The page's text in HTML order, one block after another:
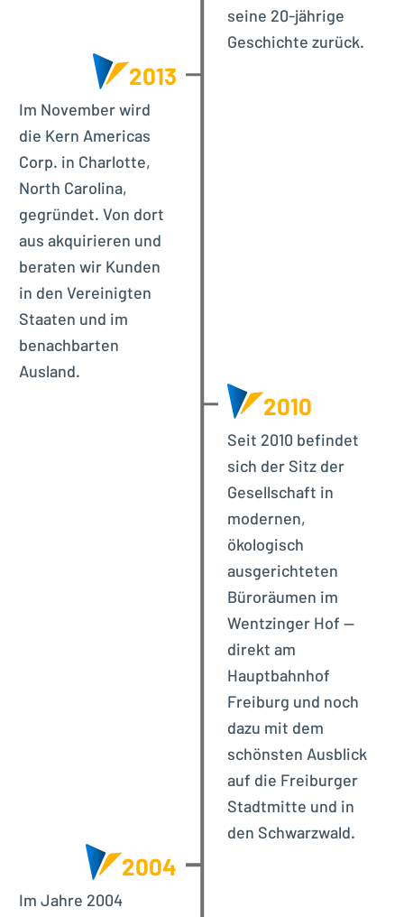
seine 20-jährige
Geschichte zurück.
2013
Im November wird
die Kern Americas
Corp. in Charlotte,
North Carolina,
gegründet. Von dort
aus akquirieren und
beraten wir Kunden
in den Vereinigten
Staaten und im
benachbarten
Ausland.
2010
Seit 2010 befindet
sich der Sitz der
Gesellschaft in
modernen,
ökologisch
ausgerichteten
Büroräumen im
Wentzinger Hof —
direkt am
Hauptbahnhof
Freiburg und noch
dazu mit dem
schönsten Ausblick
auf die Freiburger
Stadtmitte und in
den Schwarzwald.
2004
Im Jahre 2004